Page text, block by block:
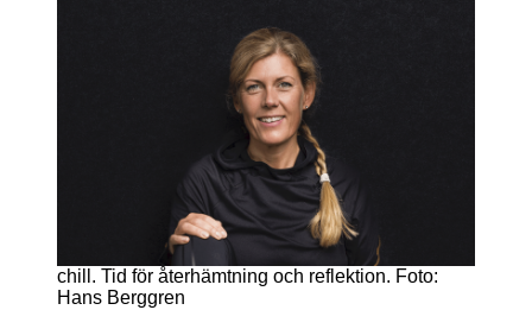
chill. Tid för återhämtning och reflektion. Foto:
Hans Berggren